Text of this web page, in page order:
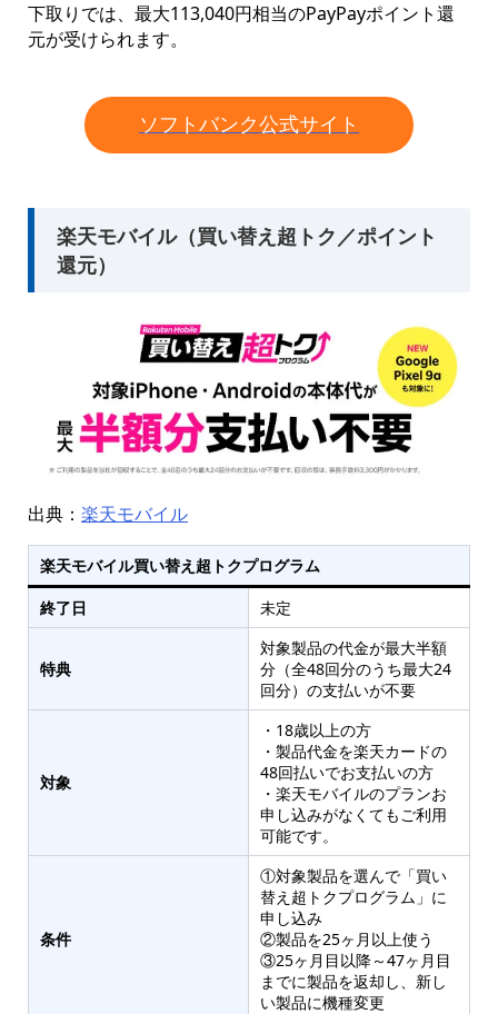
下取りでは、最大113,040円相当のPayPayポイント還
元が受けられます。
ソフトバンク公式サイト
楽天モバイル（買い替え超トク／ポイント
還元）
出典： 楽天モバイル
楽天モバイル買い替え超トクプログラム
終了日
未定
特典
対象製品の代金が最大半額
分（全48回分のうち最大24
回分）の支払いが不要
対象
・18歳以上の方
・製品代金を楽天カードの
48回払いでお支払いの方
・楽天モバイルのプランお
申し込みがなくてもご利用
可能です。
条件
①対象製品を選んで「買い
替え超トクプログラム」に
申し込み
②製品を25ヶ月以上使う
③25ヶ月目以降～47ヶ月目
までに製品を返却し、新し
い製品に機種変更